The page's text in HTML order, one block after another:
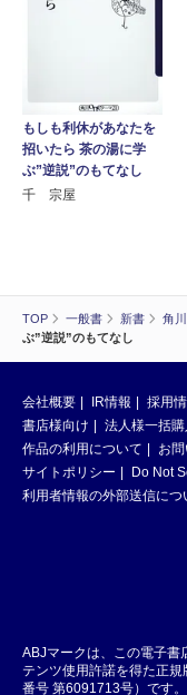
TOP 一般書 新書 角
ぶ”逆説”のもてなし
もしも利休があなたを
招いたら 茶の湯に学
ぶ”逆説”のもてなし
千 宗屋
会社概要 IR情報 採用
書店様向け
法人様一括購
作品の利用について
お
サイトポリシー
Do Not
利用者情報の外部送信につ
ABJマークは、この電子書
テンツ使用許諾を得た正
番号 第6091713号）です